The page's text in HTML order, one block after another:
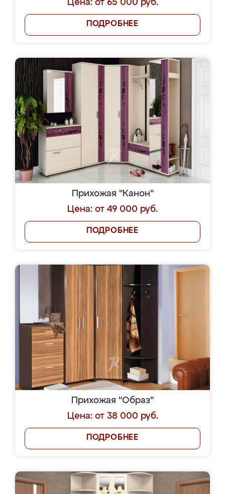
Цена: от 65 000 руб.
ПОДРОБНЕЕ
Прихожая "Канон"
Цена: от 49 000 руб.
ПОДРОБНЕЕ
Прихожая "Образ"
Цена: от 38 000 руб.
ПОДРОБНЕЕ